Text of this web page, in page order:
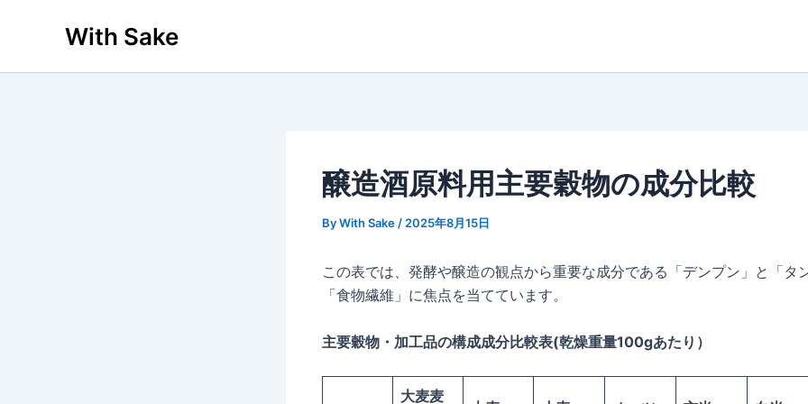
With Sake
醸造酒原料用主要穀物の成分比較
ByWith Sake / 2025年8月15日
この表では、発酵や醸造の観点から重要な成分である「デンプン」と「タ
「食物繊維」に焦点を当てています。
主要穀物・加工品の構成成分比較表(乾燥重量100gあたり）
大麦麦